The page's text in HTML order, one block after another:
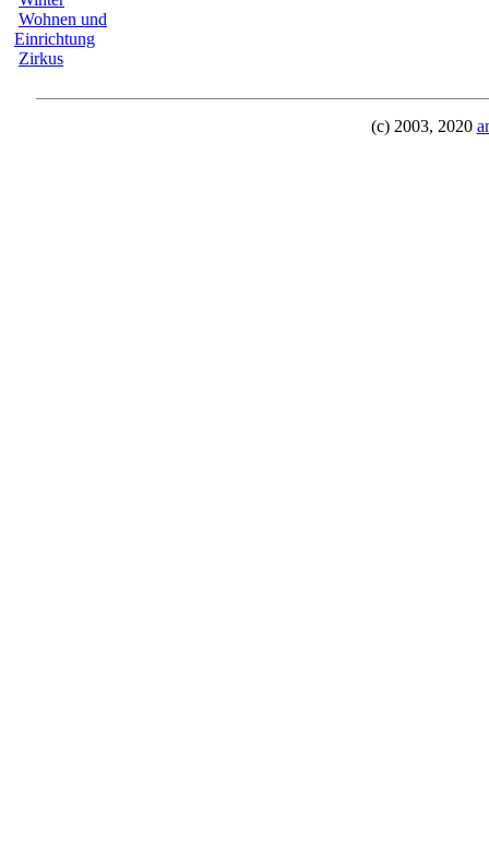
Wohnen und
Einrichtung
Zirkus
(c) 2003, 2020